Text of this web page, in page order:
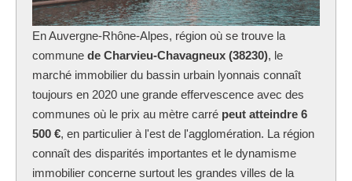
En Auvergne-Rhône-Alpes, région où se trouve la
commune de Charvieu-Chavagneux (38230), le
marché immobilier du bassin urbain lyonnais connaît
toujours en 2020 une grande effervescence avec des
communes où le prix au mètre carré peut atteindre 6
500 €, en particulier à l'est de l'agglomération. La région
connaît des disparités importantes et le dynamisme
immobilier concerne surtout les grandes villes de la